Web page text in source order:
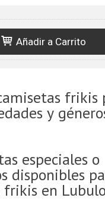
Añadir a Carrito
frikis
y
especiales o
disponibles
frikis en